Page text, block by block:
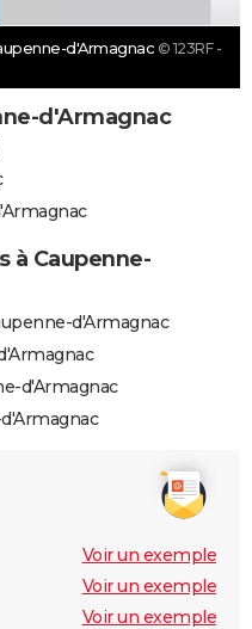
d'Armagnac © 123RF -
d'Armagnac
à Caupenne-
d'Armagnac
d'Armagnac
Voir un exemple
Voir un exemple
Voir un exemple